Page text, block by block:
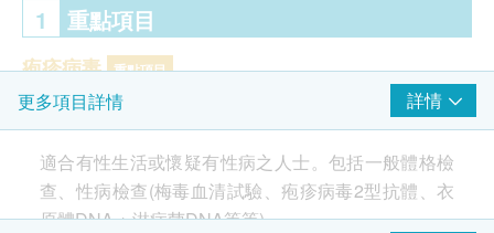
1 重點項目
疱疹病毒 重點項目
疱疹病毒2型抗體
性病檢查 重點項目
衣原體DNA + 淋病菌
更多項目詳情 詳情
適合有性生活或懷疑有性病之人士。包括一般體格檢
查、性病檢查(梅毒血清試驗、疱疹病毒2型抗體、衣
原體DNA + 淋病菌DNA等等)。